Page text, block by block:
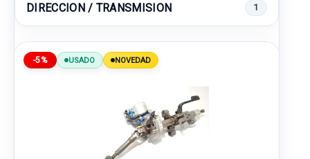
DIRECCION / TRANSMISION 1
-5% USADO NOVEDAD